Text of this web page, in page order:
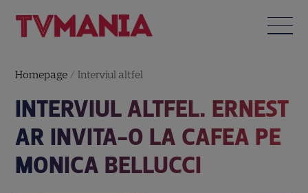
Homepage /Interviul altfel
INTERVIUL ALTFEL. ERNEST
AR INVITA-O LA CAFEA PE
MONICA BELLUCCI